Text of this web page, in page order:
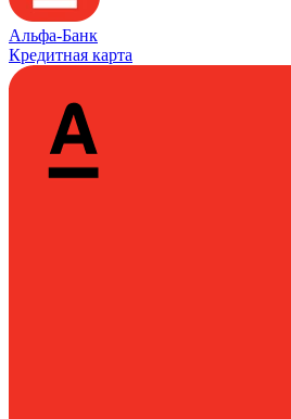
Альфа-Банк
Кредитная карта